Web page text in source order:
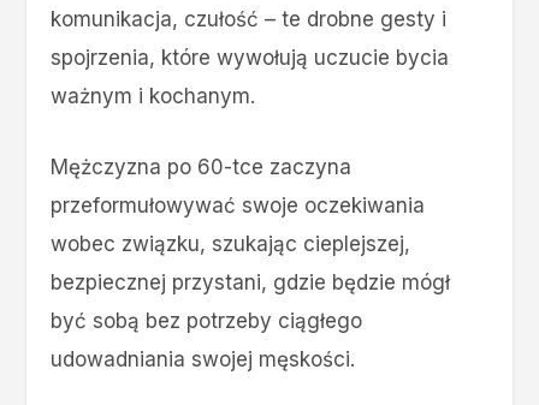
komunikacja, czułość – te drobne gesty i
spojrzenia, które wywołują uczucie bycia
ważnym i kochanym.
Mężczyzna po 60-tce zaczyna
przeformułowywać swoje oczekiwania
wobec związku, szukając cieplejszej,
bezpiecznej przystani, gdzie będzie mógł
być sobą bez potrzeby ciągłego
udowadniania swojej męskości.